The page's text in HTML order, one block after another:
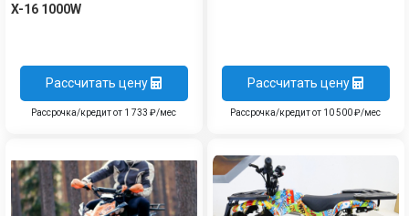
X-16 1000W
Рассчитать цену
Рассрочка/кредит от 1 733 ₽/мес
Рассчитать цену
Рассрочка/кредит от 10 500 ₽/мес